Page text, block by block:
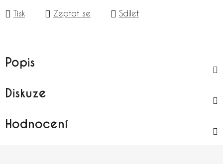
Tisk Zeptat se Sdílet
Popis
Diskuze
Hodnocení